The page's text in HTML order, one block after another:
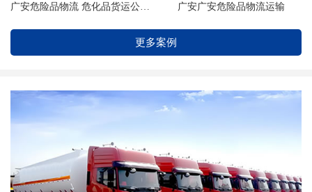
广安危险品物流 危化品货运公司 找浦洋物流 广安广安危险品物流运输
更多案例